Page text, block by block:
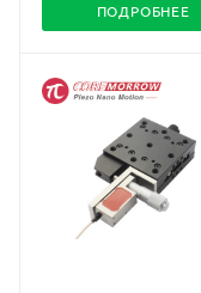
ПОДРОБНЕЕ